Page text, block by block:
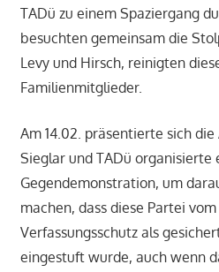
TADü zu einem Spaziergang
besuchten gemeinsam die
Levy und Hirsch, reinigten
Familienmitglieder.
Am 14.02. präsentierte sich
Sieglar und TADü organisierte
Gegendemonstration, um
machen, dass diese Partei
Verfassungsschutz als
eingestuft wurde, auch wenn